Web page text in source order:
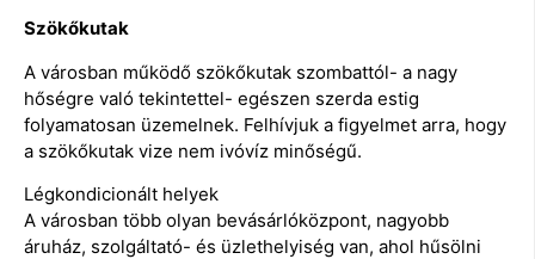
Szökőkutak
A városban működő szökőkutak szombattól- a nagy
hőségre való tekintettel- egészen szerda estig
folyamatosan üzemelnek. Felhívjuk a figyelmet arra, hogy
a szökőkutak vize nem ivóvíz minőségű.
Légkondicionált helyek
A városban több olyan bevásárlóközpont, nagyobb
áruház, szolgáltató- és üzlethelyiség van, ahol hűsölni